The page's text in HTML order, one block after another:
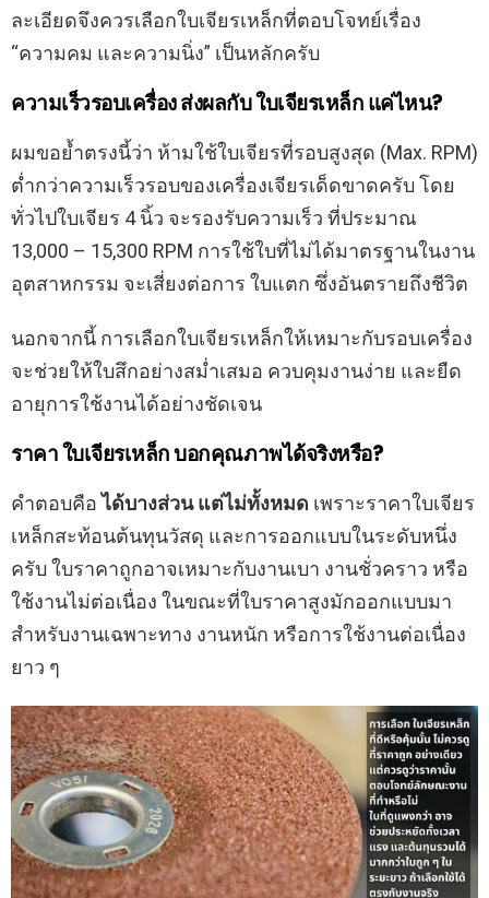
ละเอียดจึงควรเลือกใบเจียรเหล็กที่ตอบโจทย์เรื่อง
“ความคม และความนิ่ง” เป็นหลักครับ
ความเร็วรอบเครื่อง ส่งผลกับ ใบเจียรเหล็ก แค่ไหน?
ผมขอย้ำตรงนี้ว่า ห้ามใช้ใบเจียรที่รอบสูงสุด (Max. RPM)
ต่ำกว่าความเร็วรอบของเครื่องเจียรเด็ดขาดครับ โดย
ทั่วไปใบเจียร 4 นิ้ว จะรองรับความเร็ว ที่ประมาณ
13,000 – 15,300 RPM การใช้ใบที่ไม่ได้มาตรฐานในงาน
อุตสาหกรรม จะเสี่ยงต่อการ ใบแตก ซึ่งอันตรายถึงชีวิต
นอกจากนี้ การเลือกใบเจียรเหล็กให้เหมาะกับรอบเครื่อง
จะช่วยให้ใบสึกอย่างสม่ำเสมอ ควบคุมงานง่าย และยืด
อายุการใช้งานได้อย่างชัดเจน
ราคา ใบเจียรเหล็ก บอกคุณภาพได้จริงหรือ?
คำตอบคือได้บางส่วน แต่ไม่ทั้งหมด เพราะราคาใบเจียร
เหล็กสะท้อนต้นทุนวัสดุ และการออกแบบในระดับหนึ่ง
ครับ ใบราคาถูกอาจเหมาะกับงานเบา งานชั่วคราว หรือ
ใช้งานไม่ต่อเนื่อง ในขณะที่ใบราคาสูงมักออกแบบมา
สำหรับงานเฉพาะทาง งานหนัก หรือการใช้งานต่อเนื่อง
ยาว ๆ